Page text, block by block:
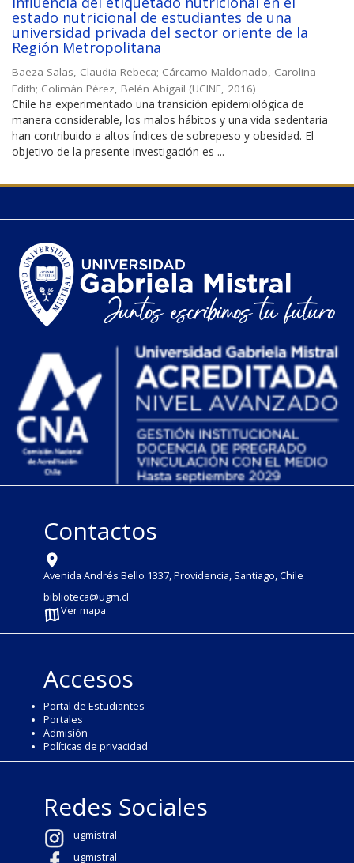
estado nutricional de estudiantes de una
universidad privada del sector oriente de la
Región Metropolitana
Baeza Salas, Claudia Rebeca; Cárcamo Maldonado, Carolina
Edith; Colimán Pérez, Belén Abigail (UCINF, 2016)
Chile ha experimentado una transición epidemiológica de
manera considerable, los malos hábitos y una vida sedentaria
han contribuido a altos índices de sobrepeso y obesidad. El
objetivo de la presente investigación es ...
Contactos
Avenida Andrés Bello 1337, Providencia, Santiago, Chile
biblioteca@ugm.cl
Ver mapa
Accesos
Portal de Estudiantes
Portales
Admisión
Políticas de privacidad
Redes Sociales
ugmistral
ugmistral